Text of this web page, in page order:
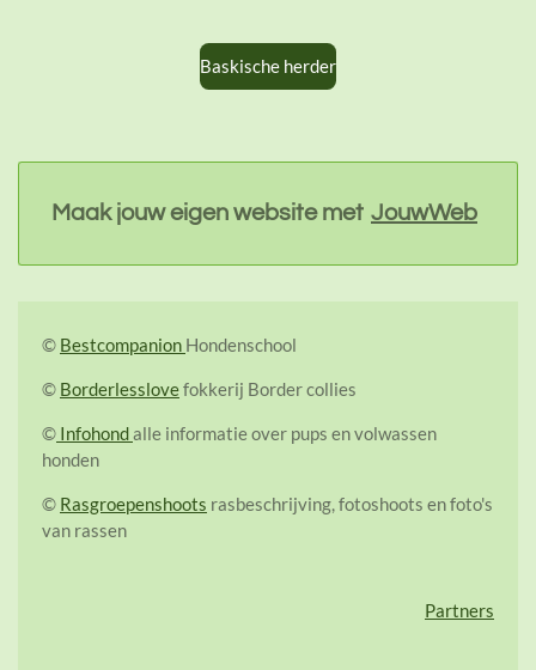
Baskische herder
Maak jouw eigen website met JouwWeb
© Bestcompanion Hondenschool
© Borderlesslovefokkerij Border collies
© Infohondalle informatie over pups en volwassen
honden
© Rasgroepenshoots rasbeschrijving, fotoshoots en foto's
van rassen
Partners